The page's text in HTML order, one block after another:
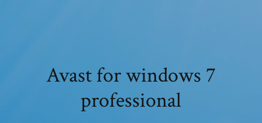
Avast for windows 7
professional